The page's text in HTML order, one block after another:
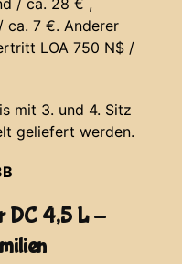
/ ca. 28 € ,
ca. 7 €. Anderer
LOA 750 N$ /
mit 3. und 4. Sitz
geliefert werden.
DC 4,5 L -